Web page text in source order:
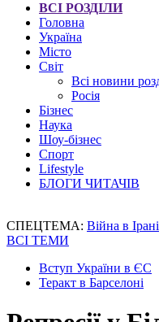
ВСІ РОЗДІЛИ
Головна
Україна
Місто
Світ
Всі новини
Росія
Бізнес
Наука
Шоу-бізнес
Спорт
Lifestyle
БЛОГИ ЧИТАЧІВ
СПЕЦТЕМА: Війна в Ірані
ВСІ ТЕМИ
Вступ України в ЄС
Теракт в Барселоні